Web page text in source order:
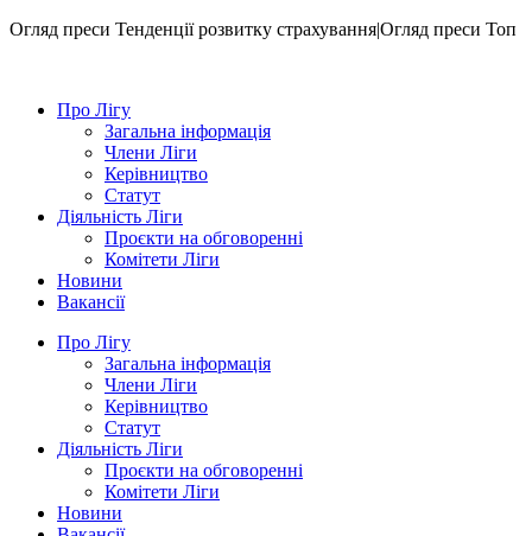
Огляд преси Тенденції розвитку страхування|Огляд преси Топ
Про Лігу
Загальна інформація
Члени Ліги
Керівництво
Статут
Діяльність Ліги
Проєкти на обговоренні
Комітети Ліги
Новини
Вакансії
Про Лігу
Загальна інформація
Члени Ліги
Керівництво
Статут
Діяльність Ліги
Проєкти на обговоренні
Комітети Ліги
Новини